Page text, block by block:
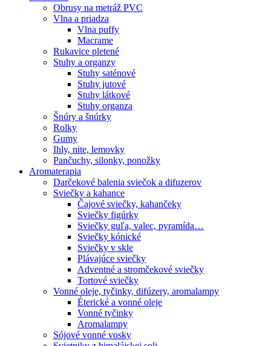
Obrusy na metráž PVC
Vlna a priadza
Vlna puffy
Macrame
Rukavice pletené
Stuhy a organzy
Stuhy saténové
Stuhy jutové
Stuhy látkové
Stuhy organza
Šnúry a šnúrky
Rolky
Gumy
Ihly, nite, lemovky
Pančuchy, silonky, ponožky
Aromaterapia
Darčekové balenia sviečok a difuzerov
Sviečky a kahance
Čajové sviečky, kahančeky
Sviečky figúrky
Sviečky guľa, valec, pyramída…
Sviečky kónické
Sviečky v skle
Plávajúce sviečky
Adventné a stromčekové sviečky
Tortové sviečky
Vonné oleje, tyčinky, difúzery, aromalampy
Éterické a vonné oleje
Vonné tyčinky
Aromalampy
Sójové vonné vosky